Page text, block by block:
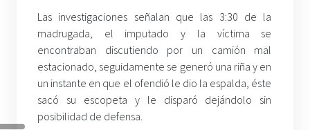
Las investigaciones señalan que las 3:30 de la
madrugada, el imputado y la víctima se
encontraban discutiendo por un camión mal
estacionado, seguidamente se generó una riña y en
un instante en que el ofendió le dio la espalda, éste
sacó su escopeta y le disparó dejándolo sin
posibilidad de defensa.